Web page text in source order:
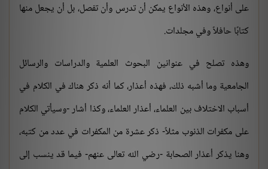
على أنواع، وهذه الأنواع يمكن أن تدرس وأن تفصل، بل أن يجعل منها
كتابًا حافلاً وفي مجلدات.
وهذه تصلح في عنوانين البحوث العلمية والدراسات والرسائل
الجامعية وما أشبه ذلك، فهذه أعذار، كما أنه ذكر هناك في الكلام في
أسباب الاختلاف بين العلماء، أعذار العلماء، وكذا أشار -وسيأتي الكلام
على مكفرات الذنوب مثلاً- ذكر عشرة من المكفرات في عدد من كتبه،
وهنا يذكر أعذار الصحابة -رضي الله تعالى عنهم- فيما قد ينسب إلى